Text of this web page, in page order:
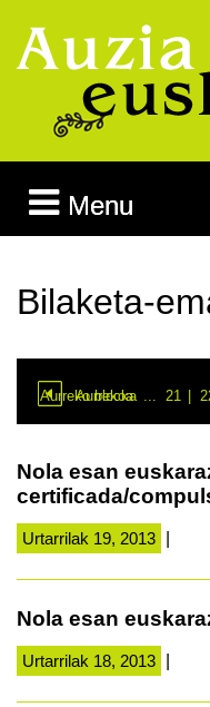
Menu
Bilaketa-
Aurreko blocka
Aurrekoa ... 21
Nola esan
certificada/
Urtarrilak 19, 2013
Nola esan
Urtarrilak 18, 2013